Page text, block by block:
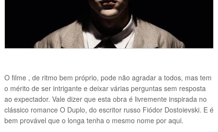
O filme , de ritmo bem próprio, pode não agradar a todos, mas tem
o mérito de ser intrigante e deixar várias perguntas sem resposta
ao expectador. Vale dizer que esta obra é livremente inspirada no
clássico romance O Duplo, do escritor russo Fiódor Dostoievski. E é
bem provável que o longa tenha o mesmo nome por aqui.